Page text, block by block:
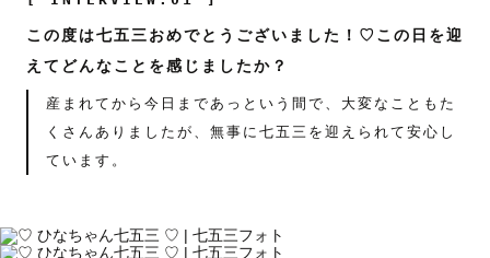
この度は七五三おめでとうございました！♡この日を迎
えてどんなことを感じましたか？
産まれてから今日まであっという間で、大変なこともた
くさんありましたが、無事に七五三を迎えられて安心し
ています。